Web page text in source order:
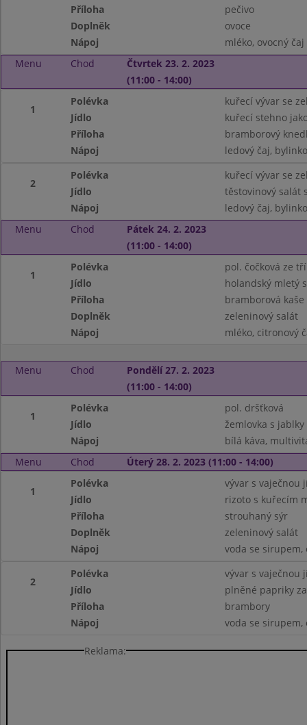
Příloha
pečivo
Doplněk
ovoce
Nápoj
mléko, ovocný čaj
Menu
Chod
Čtvrtek 23. 2. 2023
(11:00 - 14:00)
1
Polévka
kuřecí vývar se
Jídlo
kuřecí stehno
Příloha
bramborový
Nápoj
ledový čaj,
2
Polévka
kuřecí vývar se
Jídlo
těstovinový salát
Nápoj
ledový čaj,
Menu
Chod
Pátek 24. 2. 2023
(11:00 - 14:00)
1
Polévka
pol. čočková ze
Jídlo
holandský mletý
Příloha
bramborová kaše
Doplněk
zeleninový salát
Nápoj
mléko, citronový
Menu Chod
Pondělí 27. 2. 2023
(11:00 - 14:00)
1
Polévka
pol. dršťková
Jídlo
žemlovka s
Nápoj
bílá káva,
Menu
Chod Úterý 28. 2. 2023 (11:00 - 14:00)
1
Polévka
vývar s vaječnou
Jídlo
rizoto s kuřecím
Příloha
strouhaný sýr
Doplněk
zeleninový salát
Nápoj
voda se sirupem,
2
Polévka
vývar s vaječnou
Jídlo
plněné papriky
Příloha
brambory
Nápoj
voda se sirupem,
Reklama: